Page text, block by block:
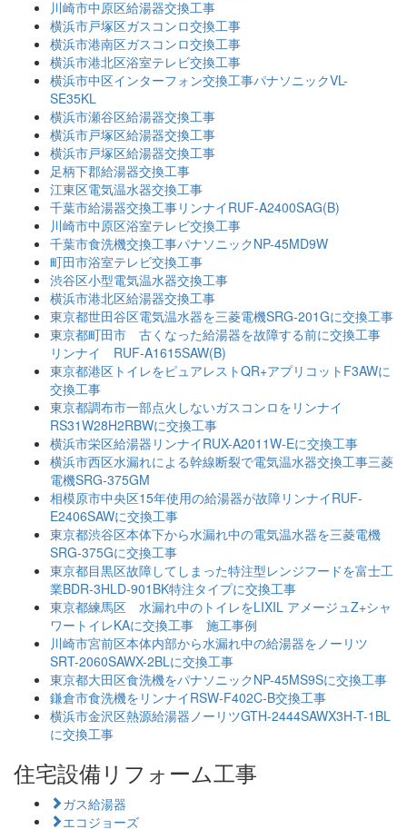
川崎市中原区給湯器交換工事
横浜市戸塚区ガスコンロ交換工事
横浜市港南区ガスコンロ交換工事
横浜市港北区浴室テレビ交換工事
横浜市中区インターフォン交換工事パナソニックVL-
SE35KL
横浜市瀬谷区給湯器交換工事
横浜市戸塚区給湯器交換工事
横浜市戸塚区給湯器交換工事
足柄下郡給湯器交換工事
江東区電気温水器交換工事
千葉市給湯器交換工事リンナイRUF-A2400SAG(B)
川崎市中原区浴室テレビ交換工事
千葉市食洗機交換工事パナソニックNP-45MD9W
町田市浴室テレビ交換工事
渋谷区小型電気温水器交換工事
横浜市港北区給湯器交換工事
東京都世田谷区電気温水器を三菱電機SRG-201Gに交換工事
東京都町田市 古くなった給湯器を故障する前に交換工事
リンナイ RUF-A1615SAW(B)
東京都港区トイレをピュアレストQR+アプリコットF3AWに
交換工事
東京都調布市一部点火しないガスコンロをリンナイ
RS31W28H2RBWに交換工事
横浜市栄区給湯器リンナイRUX-A2011W-Eに交換工事
横浜市西区水漏れによる幹線断裂で電気温水器交換工事三菱
電機SRG-375GM
相模原市中央区15年使用の給湯器が故障リンナイRUF-
E2406SAWに交換工事
東京都渋谷区本体下から水漏れ中の電気温水器を三菱電機
SRG-375Gに交換工事
東京都目黒区故障してしまった特注型レンジフードを富士工
業BDR-3HLD-901BK特注タイプに交換工事
東京都練馬区 水漏れ中のトイレをLIXIL アメージュZ+シャ
ワートイレKAに交換工事 施工事例
川崎市宮前区本体内部から水漏れ中の給湯器をノーリツ
SRT-2060SAWX-2BLに交換工事
東京都大田区食洗機をパナソニックNP-45MS9Sに交換工事
鎌倉市食洗機をリンナイRSW-F402C-B交換工事
横浜市金沢区熱源給湯器ノーリツGTH-2444SAWX3H-T-1BL
に交換工事
住宅設備リフォーム工事
ガス給湯器
エコジョーズ